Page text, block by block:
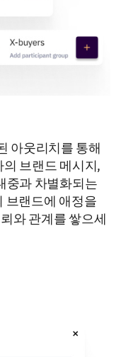
아웃리치를 통해
브랜드 메시지,
중과 차별화되는
브랜드에 애정을
와 관계를 쌓으세